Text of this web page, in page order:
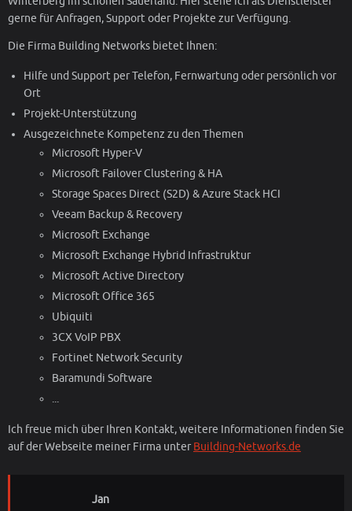
gerne für Anfragen, Support oder Projekte zur Verfügung.
Die Firma Building Networks bietet Ihnen:
Hilfe und Support per Telefon, Fernwartung oder persönlich vor
Ort
Projekt-Unterstützung
Ausgezeichnete Kompetenz zu den Themen
Microsoft Hyper-V
Microsoft Failover Clustering & HA
Storage Spaces Direct (S2D) & Azure Stack HCI
Veeam Backup & Recovery
Microsoft Exchange
Microsoft Exchange Hybrid Infrastruktur
Microsoft Active Directory
Microsoft Office 365
Ubiquiti
3CX VoIP PBX
Fortinet Network Security
Baramundi Software
...
Ich freue mich über Ihren Kontakt, weitere Informationen finden Sie
auf der Webseite meiner Firma unter Building-Networks.de
Jan